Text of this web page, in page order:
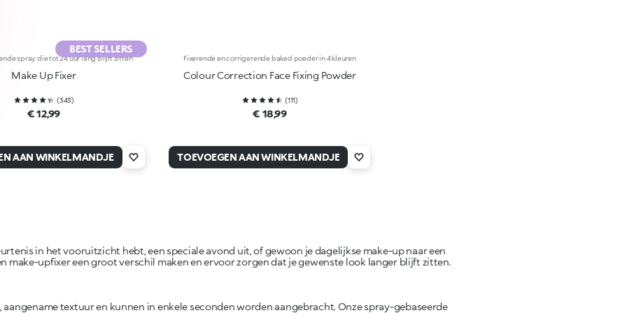
BEST SELLERS
spray die tot 24 uur lang blijft zitten
Make Up Fixer
(343)
€ 12,99
AAN WINKELMANDJE
Fixerende en corrigerende baked poeder in 4 kleuren
Colour Correction Face Fixing Powder
(111)
€ 18,99
TOEVOEGEN AAN WINKELMANDJE
in het vooruitzicht hebt, een speciale avond uit, of gewoon je dagelijkse make-up naar een
make-upfixer een groot verschil maken en ervoor zorgen dat je gewenste look langer blijft zitten.
aangename textuur en kunnen in enkele seconden worden aangebracht. Onze spray-gebaseerde